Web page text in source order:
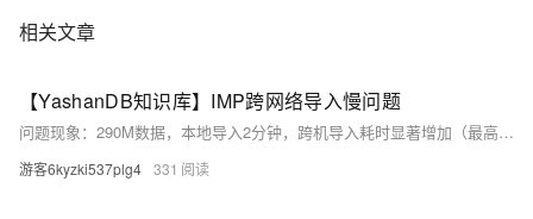
相关文章
【YashanDB知识库】IMP跨网络导入慢问题
问题现象：290M数据，本地导入2分钟，跨机导入耗时显著增加（最高30分钟）。 原因分析：`imp`逐条SQL通过网络传输至yashanDB执行，交互频繁导致性能下降。 影响版本：客户测试环境22.2.8.3。 解决方法：将导入文件上传至与yashanDB同机后使用`imp`，减少网络延迟。 经验总结：优化`imp`工具，支持直接上传文件至服务器端执行，降低网络依赖。
游客6kyzki537plg4 331